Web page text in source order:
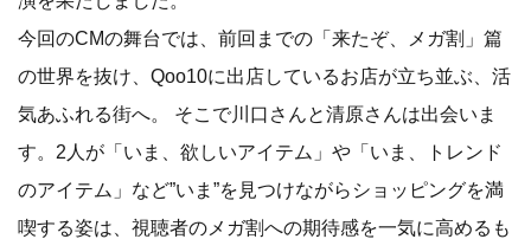
今回のCMの舞台では、前回までの「来たぞ、メガ割」篇
の世界を抜け、Qoo10に出店しているお店が立ち並ぶ、活
気あふれる街へ。 そこで川口さんと清原さんは出会いま
す。2人が「いま、欲しいアイテム」や「いま、トレンド
のアイテム」など”いま”を見つけながらショッピングを満
喫する姿は、視聴者のメガ割への期待感を一気に高めるも